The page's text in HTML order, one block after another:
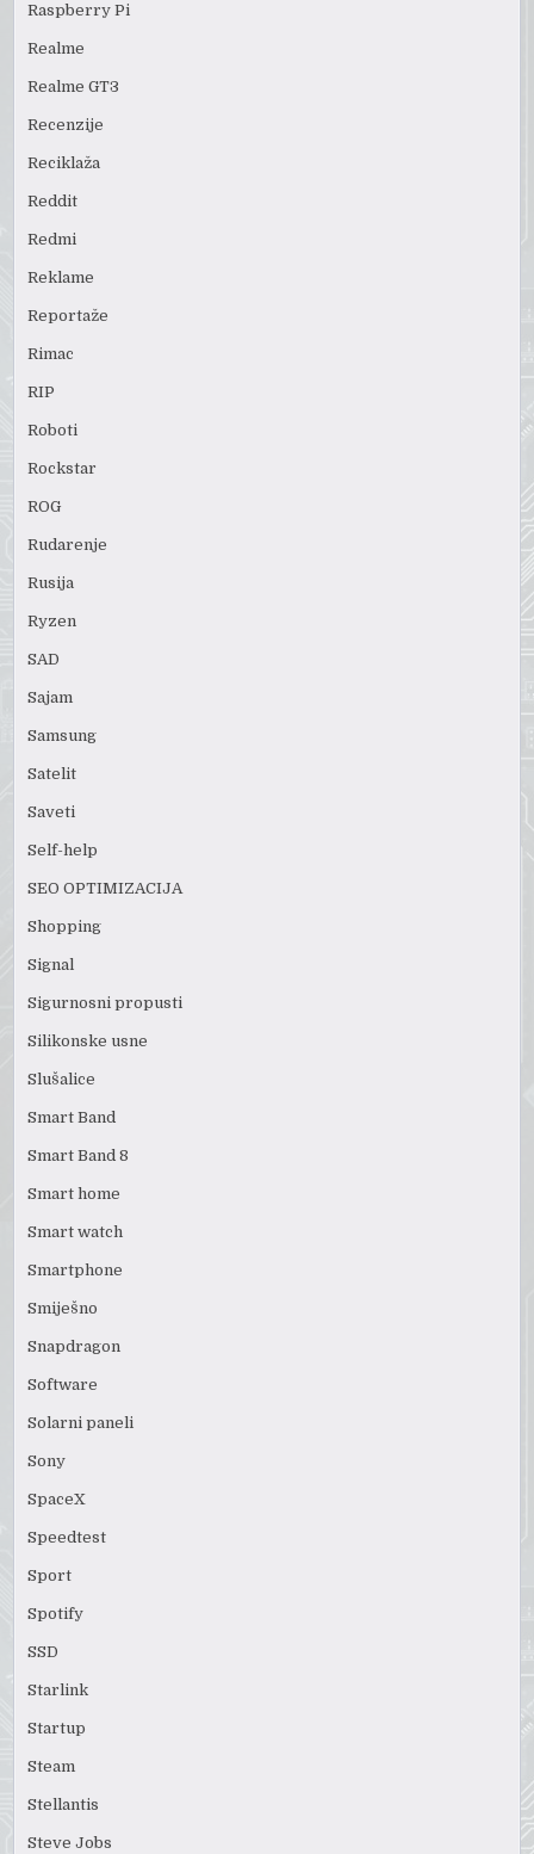
Raspberry Pi
Realme
Realme GT3
Recenzije
Reciklaža
Reddit
Redmi
Reklame
Reportaže
Rimac
RIP
Roboti
Rockstar
ROG
Rudarenje
Rusija
Ryzen
SAD
Sajam
Samsung
Satelit
Saveti
Self-help
SEO OPTIMIZACIJA
Shopping
Signal
Sigurnosni propusti
Silikonske usne
Slušalice
Smart Band
Smart Band 8
Smart home
Smart watch
Smartphone
Smiješno
Snapdragon
Software
Solarni paneli
Sony
SpaceX
Speedtest
Sport
Spotify
SSD
Starlink
Startup
Steam
Stellantis
Steve Jobs